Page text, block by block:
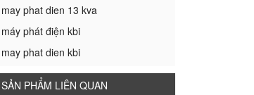
may phat dien 13 kva
máy phát điện kbi
may phat dien kbi
SẢN PHẨM LIÊN QUAN